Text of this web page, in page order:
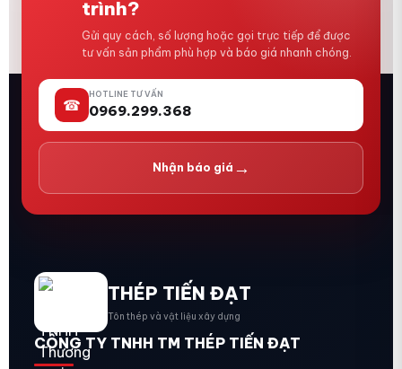
trình?
Gửi quy cách, số lượng hoặc gọi trực tiếp để được
tư vấn sản phẩm phù hợp và báo giá nhanh chóng.
☎
HOTLINE TƯ VẤN
0969.299.368
Nhận báo giá →
THÉP TIẾN ĐẠT
Tôn thép và vật liệu xây dựng
CÔNG TY TNHH TM THÉP TIẾN ĐẠT